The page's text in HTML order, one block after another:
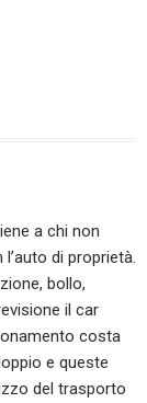
a chi non
di proprietà.
bollo,
il car
costa
e queste
del trasporto